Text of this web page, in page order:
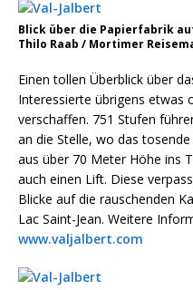
Blick über die Papierfabrik
Thilo Raab / Mortimer
Einen tollen Überblick über
Interessierte übrigens etwas
verschaffen. 751 Stufen
an die Stelle, wo das
aus über 70 Meter Höhe ins
auch einen Lift. Diese
Blicke auf die rauschenden
Lac Saint-Jean. Weitere
www.valjalbert.com